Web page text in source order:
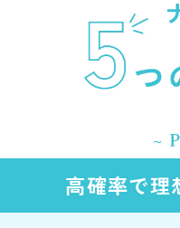
高確率で理